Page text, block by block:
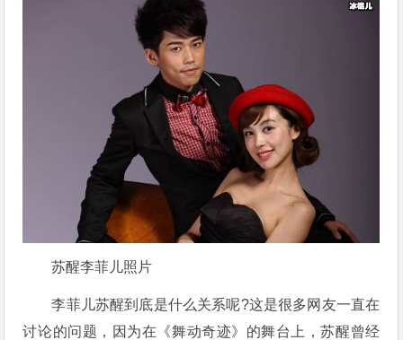
苏醒李菲儿照片
李菲儿苏醒到底是什么关系呢?这是很多网友一直在
讨论的问题，因为在《舞动奇迹》的舞台上，苏醒曾经